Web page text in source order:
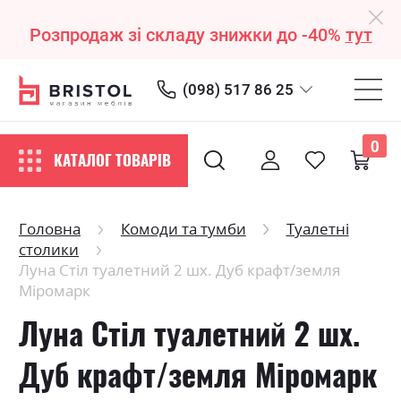
Розпродаж зі складу знижки до -40% тут
(098) 517 86 25
КАТАЛОГ ТОВАРІВ
0
Головна Комоди та тумби
Туалетні
столики
Луна Стіл туалетний 2 шх. Дуб крафт/земля
Міромарк
Луна Стіл туалетний 2 шх.
Дуб крафт/земля Міромарк